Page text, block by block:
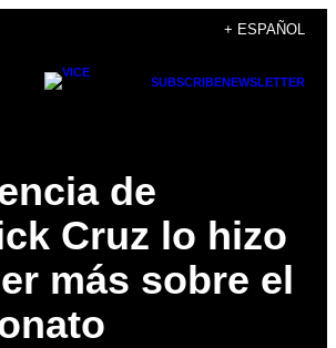
+ ESPAÑOL
SUBSCRIBENEWSLETTER
de
Cruz lo hizo
más sobre el